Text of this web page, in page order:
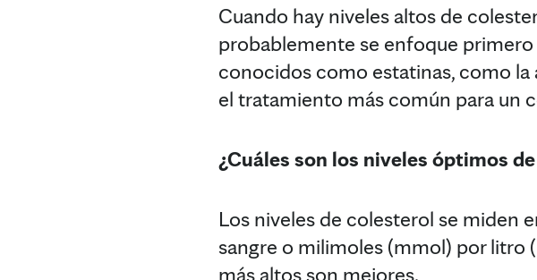
Cuando hay niveles altos de
probablemente se enfoque
conocidos como estatinas, como
el tratamiento más común para un
¿Cuáles son los niveles óptimos
Los niveles de colesterol se miden
sangre o milimoles (mmol) por litro
más altos son mejores.